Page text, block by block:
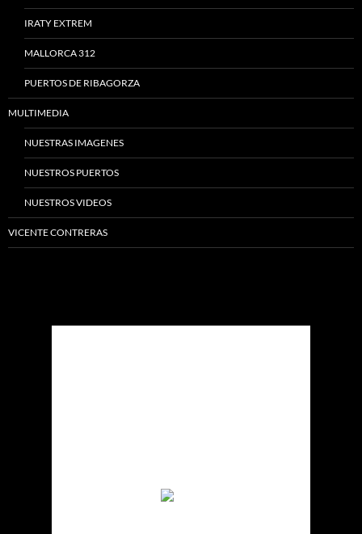
IRATY EXTREM
MALLORCA 312
PUERTOS DE RIBAGORZA
MULTIMEDIA
NUESTRAS IMAGENES
NUESTROS PUERTOS
NUESTROS VIDEOS
VICENTE CONTRERAS
Cielo Claro